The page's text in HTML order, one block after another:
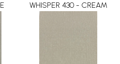
WHISPER 430 - CREAM